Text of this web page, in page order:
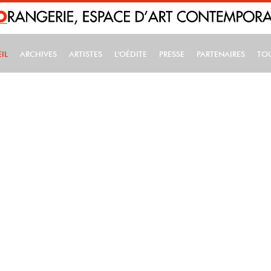
NAVIGATION
ARCHIVES ARTISTES L'OÉDITE PRESSE PARTENAIRES